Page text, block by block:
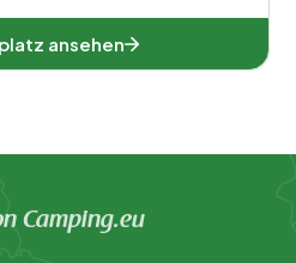
ansehen
Camping.eu